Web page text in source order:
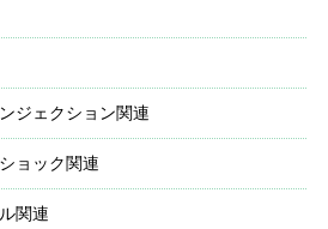
ジェクション関連
ョック関連
関連